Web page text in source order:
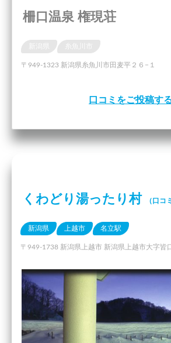
柵口温泉 権現荘
〒949-1323 新潟県糸魚川市田麦平２６−１
口コミをご投稿す
くわどり湯ったり村 （口コ
新潟県 上越市 名立駅
〒949-1738 新潟県上越市 新潟県上越市大字皆